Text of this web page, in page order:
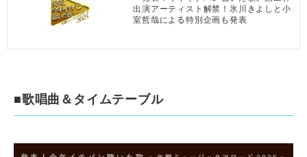
出演アーティスト解禁！氷川きよしと小
室哲哉による特別企画も発表
■歌唱曲＆タイムテーブル